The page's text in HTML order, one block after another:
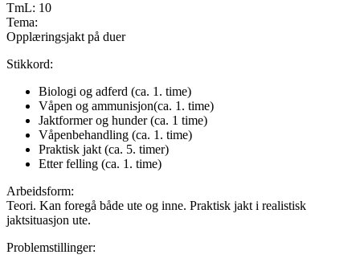
TmL: 10
Tema:
Opplæringsjakt på duer
Stikkord:
Biologi og adferd (ca. 1. time)
Våpen og ammunisjon(ca. 1. time)
Jaktformer og hunder (ca. 1 time)
Våpenbehandling (ca. 1. time)
Praktisk jakt (ca. 5. timer)
Etter felling (ca. 1. time)
Arbeidsform:
Teori. Kan foregå både ute og inne. Praktisk jakt i realistisk
jaktsituasjon ute.
Problemstillinger: